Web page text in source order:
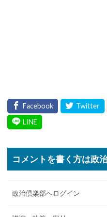
コメントを書く方は政
政治倶楽部へログイン